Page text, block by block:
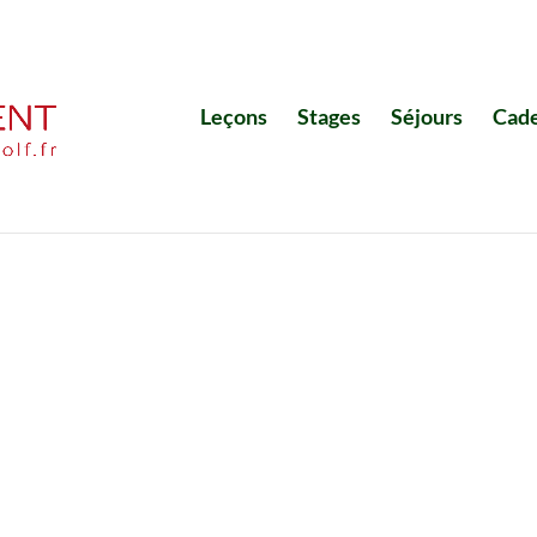
Leçons Stages Séjours